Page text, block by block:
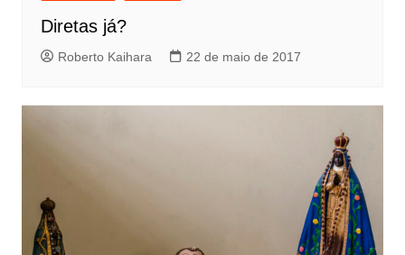
Diretas já?
Roberto Kaihara 22 de maio de 2017